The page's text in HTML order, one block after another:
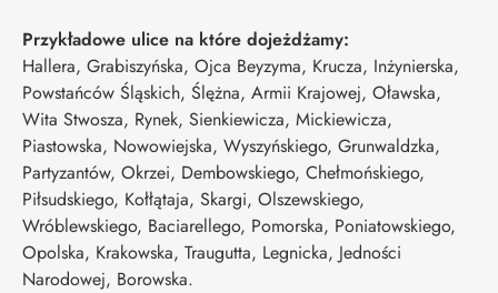
Przykładowe ulice na które dojeżdżamy:
Hallera, Grabiszyńska, Ojca Beyzyma, Krucza, Inżynierska,
Powstańców Śląskich, Ślężna, Armii Krajowej, Oławska,
Wita Stwosza, Rynek, Sienkiewicza, Mickiewicza,
Piastowska, Nowowiejska, Wyszyńskiego, Grunwaldzka,
Partyzantów, Okrzei, Dembowskiego, Chełmońskiego,
Piłsudskiego, Kołłątaja, Skargi, Olszewskiego,
Wróblewskiego, Baciarellego, Pomorska, Poniatowskiego,
Opolska, Krakowska, Traugutta, Legnicka, Jedności
Narodowej, Borowska.